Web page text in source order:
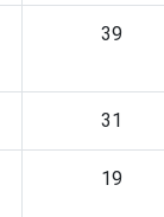
39
31
19